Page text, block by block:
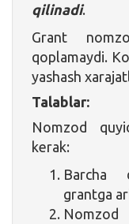
qilinadi.
Grant
qoplamaydi.
yashash
Talablar:
Nomzod
kerak:
Barcha
grantga
Nomzod